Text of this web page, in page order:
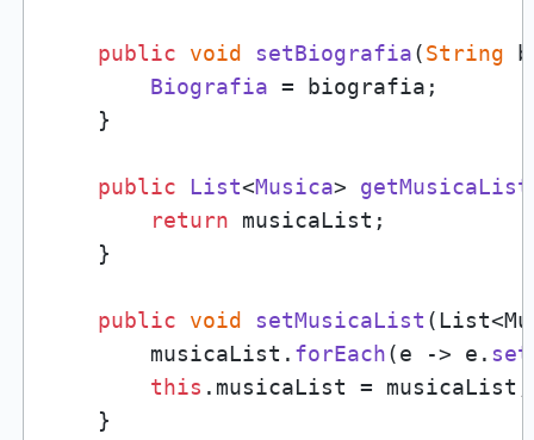
public void setBiografia(String
Biografia = biografia;
    }
public List<Musica> getMusicaList
return musicaList;
    }
public void setMusicaList (
        musicaList.
forEach(e -> e.
this . musicaList = musicaList;
    }